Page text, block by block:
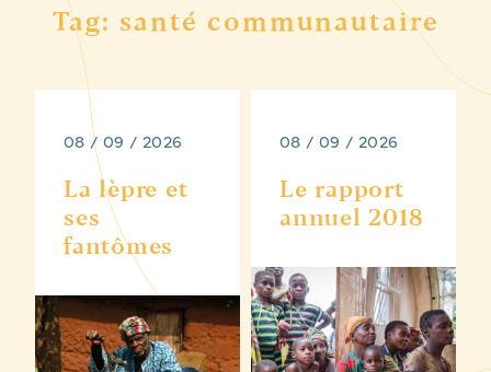
Tag: santé communautaire
08 / 09 / 2026
La lèpre et
ses
fantômes
08 / 09 / 2026
Le rapport
annuel 2018